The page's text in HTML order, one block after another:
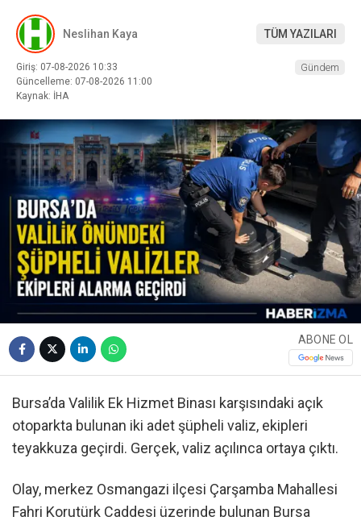
Neslihan Kaya TÜM YAZILARI
Giriş: 07-08-2026 10:33
Güncelleme: 07-08-2026 11:00
Kaynak: İHA
Gündem
ABONE OL
Bursa’da Valilik Ek Hizmet Binası karşısındaki açık
otoparkta bulunan iki adet şüpheli valiz, ekipleri
teyakkuza geçirdi. Gerçek, valiz açılınca ortaya çıktı.
Olay, merkez Osmangazi ilçesi Çarşamba Mahallesi
Fahri Korutürk Caddesi üzerinde bulunan Bursa